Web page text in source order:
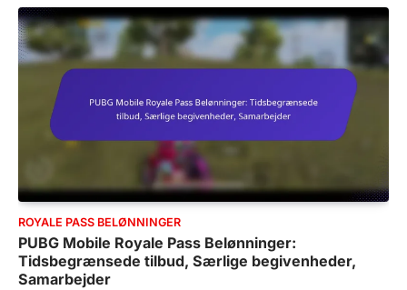
ROYALE PASS BELØNNINGER
PUBG Mobile Royale Pass Belønninger:
Tidsbegrænsede tilbud, Særlige begivenheder,
Samarbejder